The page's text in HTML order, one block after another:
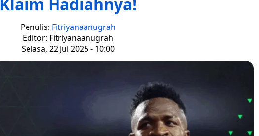
Penulis: Fitriyanaanugrah
Editor: Fitriyanaanugrah
Selasa, 22 Jul 2025 - 10:00